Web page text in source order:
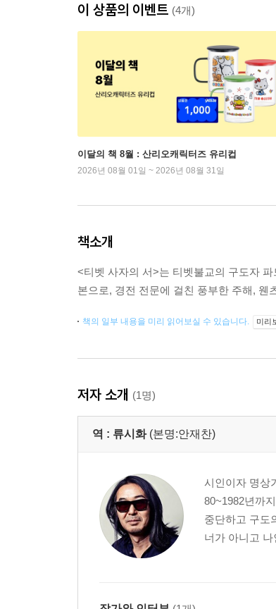
이 상품의 이벤트 (4개)
이달의 책 8월 : 산리오캐릭터즈 유리컵
2026년 08월 01일 ~ 2026년 08월 31일
책소개
<티벳 사자의 서>는 티벳불교의 구도자
본으로, 경전 전문에 걸친 풍부한 주해, 웬
책의 일부 내용을 미리 읽어보실 수 있습니다. 미리
저자 소개 (1명)
역 : 류시화 (본명:안재찬)
시인이자 명상
80~1982년까
중단하고 구도
너가 아니고